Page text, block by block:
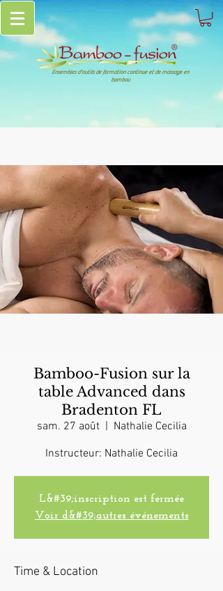
Ensembles d'outils de formation continue et de massage en
bambou
Bamboo-Fusion sur la
table Advanced dans
Bradenton FL
sam. 27 août
  |
Nathalie Cecilia
Instructeur: Nathalie Cecilia
L&#39;inscription est fermée
Voir d&#39;autres événements
Time & Location